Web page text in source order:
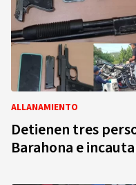
ALLANAMIENTO
Detienen tres
Barahona e